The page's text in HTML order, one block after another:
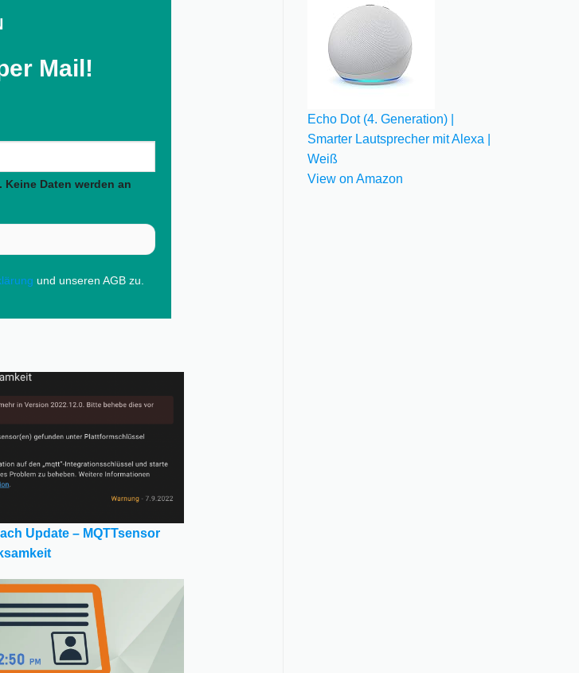
Mail!
Daten werden an
und unseren AGB zu.
Update – MQTTsensor
Echo Dot (4. Generation) |
Smarter Lautsprecher mit Alexa |
Weiß
View on Amazon